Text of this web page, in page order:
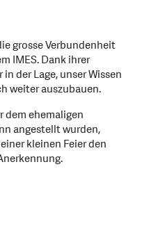
grosse Verbundenheit
IMES. Dank ihrer
der Lage, unser Wissen
weiter auszubauen.
dem ehemaligen
angestellt wurden,
kleinen Feier den